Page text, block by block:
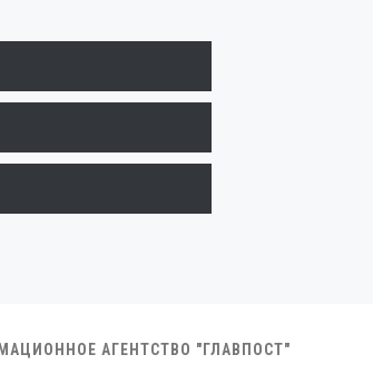
АГЕНТСТВО "ГЛАВПОСТ"